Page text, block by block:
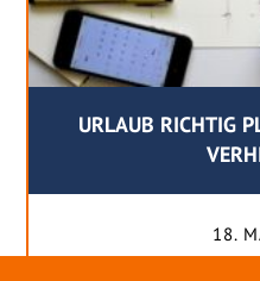
URLAUB RICHTIG
18.